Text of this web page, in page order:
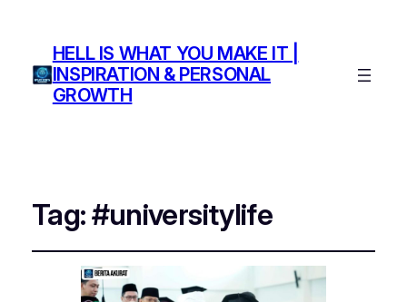
HELL IS WHAT YOU MAKE IT |
INSPIRATION & PERSONAL
GROWTH
Tag:#universitylife